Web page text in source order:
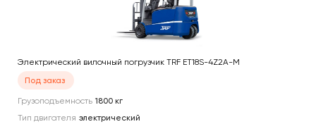
Электрический вилочный погрузчик TRF ET18S-4Z2A-M
Под заказ
Грузоподъемность 1800 кг
Тип двигателя электрический